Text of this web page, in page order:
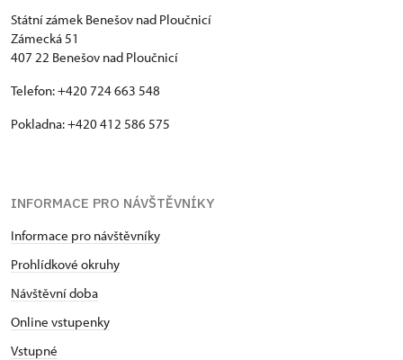
Státní zámek Benešov nad Ploučnicí
Zámecká 51
407 22 Benešov nad Ploučnicí
Telefon: +420 724 663 548
Pokladna: +420 412 586 575
INFORMACE PRO NÁVŠTĚVNÍKY
Informace pro návštěvníky
Prohlídkové okruhy
Návštěvní doba
Online vstupenky
Vstupné